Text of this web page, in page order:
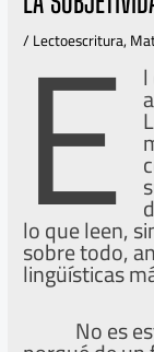
/Lectoescritura,
E l
lo que leen,
sobre todo,
lingüísticas
No es